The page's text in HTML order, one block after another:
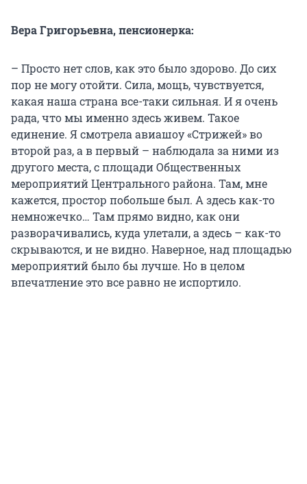
Вера Григорьевна, пенсионерка:
– Просто нет слов, как это было здорово. До сих
пор не могу отойти. Сила, мощь, чувствуется,
какая наша страна все-таки сильная. И я очень
рада, что мы именно здесь живем. Такое
единение. Я смотрела авиашоу «Стрижей» во
второй раз, а в первый – наблюдала за ними из
другого места, с площади Общественных
мероприятий Центрального района. Там, мне
кажется, простор побольше был. А здесь как-то
немножечко… Там прямо видно, как они
разворачивались, куда улетали, а здесь – как-то
скрываются, и не видно. Наверное, над площадью
мероприятий было бы лучше. Но в целом
впечатление это все равно не испортило.